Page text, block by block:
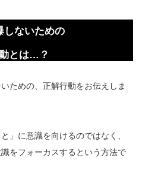
しないための
とは…？
ための、正解行動をお伝えしま
」に意識を向けるのではなく、
識をフォーカスするという方法で